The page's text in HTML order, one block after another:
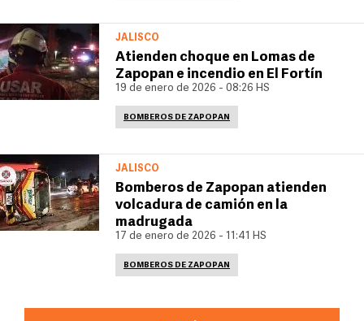
JALISCO
Atienden choque en Lomas de
Zapopan e incendio en El Fortín
19 de enero de 2026 - 08:26 HS
BOMBEROS DE ZAPOPAN
JALISCO
Bomberos de Zapopan atienden
volcadura de camión en la
madrugada
17 de enero de 2026 - 11:41 HS
BOMBEROS DE ZAPOPAN